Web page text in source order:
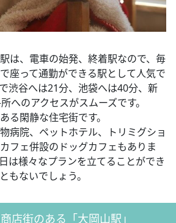
は、電車の始発、終着駅なので、毎
座って通勤ができる駅として人気で
渋谷へは21分、池袋へは40分、新
へのアクセスがスムーズです。
る閑静な住宅街です。
病院、ペットホテル、トリミグショ
フェ併設のドッグカフェもありま
は様々なプランを立てることができ
もないでしょう。
店街のある「大岡山駅」